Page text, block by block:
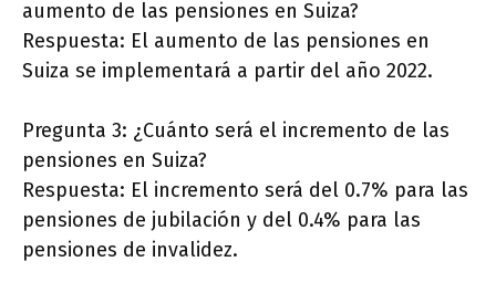
aumento de las pensiones en Suiza?
Respuesta: El aumento de las pensiones en
Suiza se implementará a partir del año 2022.
Pregunta 3: ¿Cuánto será el incremento de las
pensiones en Suiza?
Respuesta: El incremento será del 0.7% para las
pensiones de jubilación y del 0.4% para las
pensiones de invalidez.